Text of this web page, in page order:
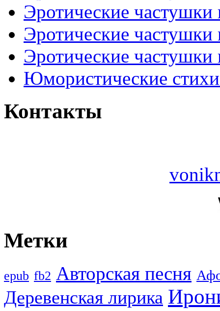
Эротические
Эротические
Эротические
Юмористические
Контакты
Метки
epub fb2 Авторская песня
Деревенская лирика